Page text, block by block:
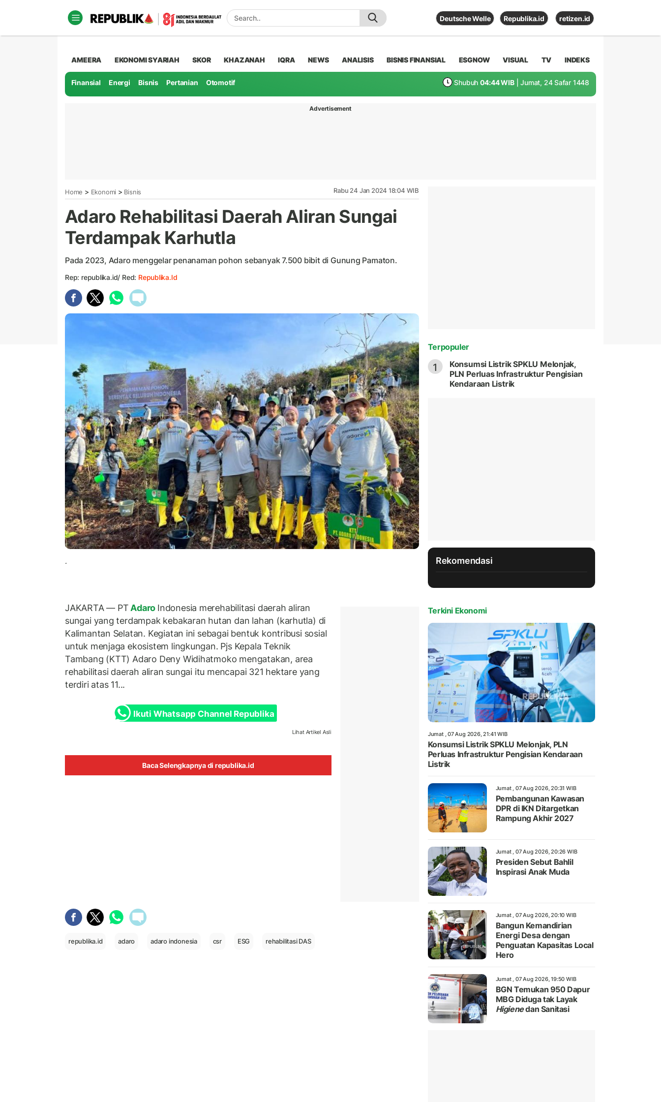
Deutsche Welle Republika.id retizen.id
AMEERA EKONOMI SYARIAH SKOR KHAZANAH IQRA NEWS ANALISIS BISNIS FINANSIAL ESGNOW VISUAL TV INDEKS
Finansial Energi Bisnis Pertanian Otomotif Shubuh 04:44 WIB | Jumat, 24 Safar 1448
Advertisement
Home > Ekonomi > Bisnis Rabu 24 Jan 2024 18:04 WIB
Adaro Rehabilitasi Daerah Aliran Sungai
Terdampak Karhutla
Pada 2023, Adaro menggelar penanaman pohon sebanyak 7.500 bibit di Gunung Pamaton.
Rep: republika.id/ Red: Republika.id
.
JAKARTA — PT Adaro Indonesia merehabilitasi daerah aliran
sungai yang terdampak kebakaran hutan dan lahan (karhutla) di
Kalimantan Selatan. Kegiatan ini sebagai bentuk kontribusi sosial
untuk menjaga ekosistem lingkungan. Pjs Kepala Teknik
Tambang (KTT) Adaro Deny Widihatmoko mengatakan, area
rehabilitasi daerah aliran sungai itu mencapai 321 hektare yang
terdiri atas 11...
Ikuti Whatsapp Channel Republika
Lihat Artikel Asli
Baca Selengkapnya di republika.id
republika.id adaro adaro indonesia csr ESG rehabilitasi DAS
Terpopuler
1
Konsumsi Listrik SPKLU Melonjak,
PLN Perluas Infrastruktur Pengisian
Kendaraan Listrik
Rekomendasi
Terkini Ekonomi
Jumat , 07 Aug 2026, 21:41 WIB
Konsumsi Listrik SPKLU Melonjak, PLN
Perluas Infrastruktur Pengisian Kendaraan
Listrik
Jumat , 07 Aug 2026, 20:31 WIB
Pembangunan Kawasan
DPR di IKN Ditargetkan
Rampung Akhir 2027
Jumat , 07 Aug 2026, 20:26 WIB
Presiden Sebut Bahlil
Inspirasi Anak Muda
Jumat , 07 Aug 2026, 20:10 WIB
Bangun Kemandirian
Energi Desa dengan
Penguatan Kapasitas Local
Hero
Jumat , 07 Aug 2026, 19:50 WIB
BGN Temukan 950 Dapur
MBG Diduga tak Layak
Higienedan Sanitasi